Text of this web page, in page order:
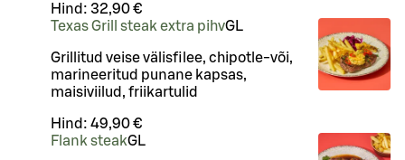
Hind: 32,90 €
Texas Grill steak extra pihvGL
Grillitud veise välisfilee, chipotle-või,
marineeritud punane kapsas,
maisiviilud, friikartulid
Hind: 49,90 €
Flank steakGL